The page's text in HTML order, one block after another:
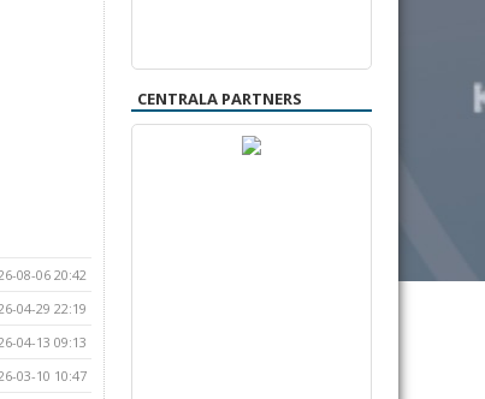
08-06 20:42
04-29 22:19
04-13 09:13
03-10 10:47
CENTRALA PARTNERS